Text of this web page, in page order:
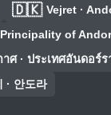
🇩🇰 Vejret ·
Principality of
ศ · ประเทศอันดอร์ร
· 안도라